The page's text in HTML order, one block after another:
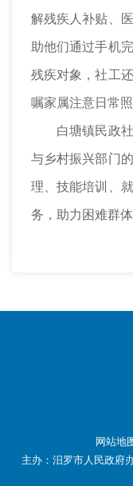
解残疾人补贴、
助他们通过手机
残疾对象，社工
嘱家属注意日常照
白塘镇民政社
与乡村振兴部门
理、技能培训、
务，助力困难群
网站地
主办：汨罗市人民政